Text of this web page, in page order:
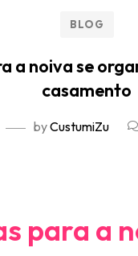
BLOG
a noiva se
casamento
byCustumiZu
para a